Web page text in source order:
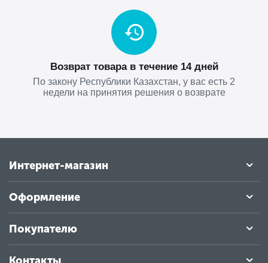
Возврат товара в течение 14 дней
По закону Республики Казахстан, у вас есть 2
недели на принятия решения о возврате
Интернет-магазин
Оформление
Покупателю